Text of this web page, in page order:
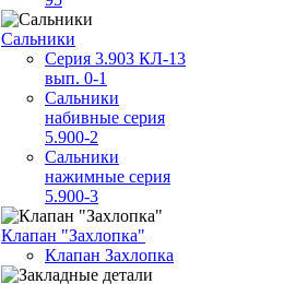
Сальники
Серия 3.903 КЛ-13
вып. 0-1
Сальники
набивные серия
5.900-2
Сальники
нажимные серия
5.900-3
Клапан "Захлопка"
Клапан Захлопка